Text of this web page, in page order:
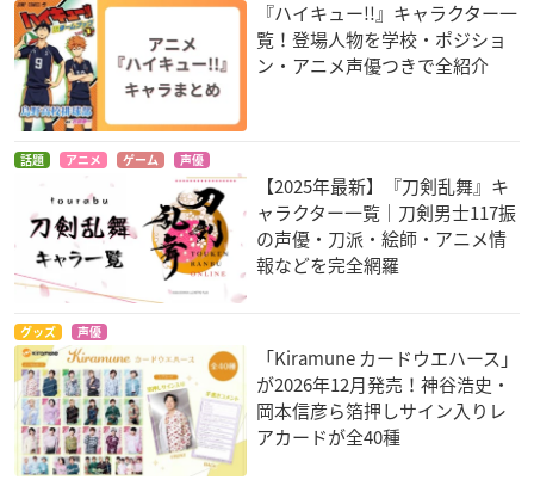
『ハイキュー!!』キャラクター一
覧！登場人物を学校・ポジショ
ン・アニメ声優つきで全紹介
話題 アニメ ゲーム 声優
【2025年最新】『刀剣乱舞』キ
ャラクター一覧｜刀剣男士117振
の声優・刀派・絵師・アニメ情
報などを完全網羅
グッズ 声優
「Kiramune カードウエハース」
が2026年12月発売！神谷浩史・
岡本信彦ら箔押しサイン入りレ
アカードが全40種